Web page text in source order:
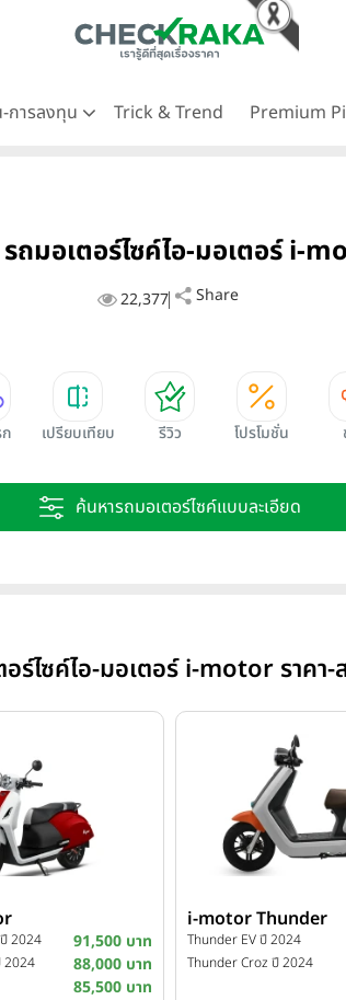
-การลงทุน Trick & Trend Premium
รถมอเตอร์ไซค์ไอ-มอเตอร์ i-
22,377 Share
เปรียบเทียบ รีวิว โปรโมชั่น
ค้นหารถมอเตอร์ไซค์แบบละเอียด
ร์ไซค์ไอ-มอเตอร์ i-motor ราคา-
2024 91,500 บาท
2024 88,000 บาท
85,500 บาท
i-motor Thunder
Thunder EV ปี 2024
Thunder Croz ปี 2024